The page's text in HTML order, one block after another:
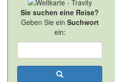
Sie suchen eine Reise?
Geben Sie ein Suchwort
ein: